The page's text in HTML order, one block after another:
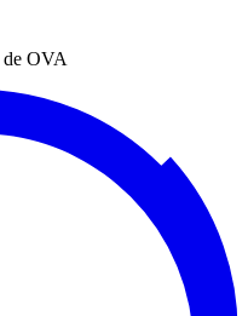
de OVA